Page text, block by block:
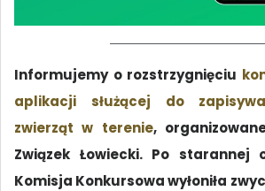
Informujemy o rozstrzygnięciu
aplikacji służącej do
zwierząt w terenie,
Związek Łowiecki. Po starannej
Komisja Konkursowa wyłoniła